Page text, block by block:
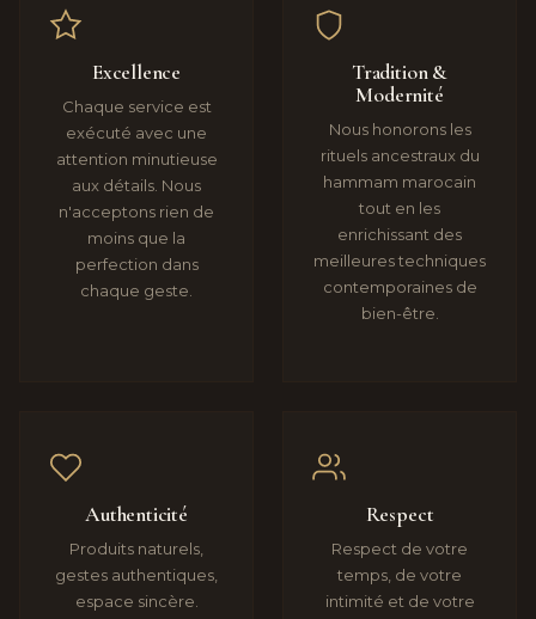
Excellence
Chaque service est
exécuté avec une
attention minutieuse
aux détails. Nous
n'acceptons rien de
moins que la
perfection dans
chaque geste.
Tradition &
Modernité
Nous honorons les
rituels ancestraux du
hammam marocain
tout en les
enrichissant des
meilleures techniques
contemporaines de
bien-être.
Authenticité
Produits naturels,
gestes authentiques,
espace sincère.
Respect
Respect de votre
temps, de votre
intimité et de votre